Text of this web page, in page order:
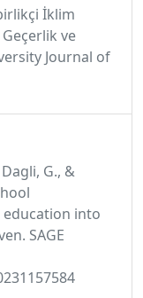
İklim
ve
Journal of
G., &
into
SAGE